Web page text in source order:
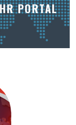
PORTAL